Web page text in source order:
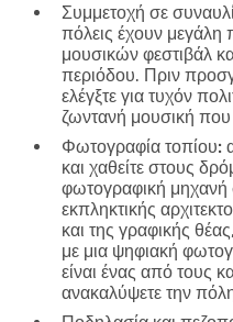
Συμμετοχή σε
πόλεις έχουν
μουσικών φεστιβάλ
περιόδου. Πριν
ελέγξτε για τυχόν
ζωντανή μουσική
Φωτογραφία τοπίου:
και χαθείτε στους
φωτογραφική
εκπληκτικής
και της γραφικής
με μια ψηφιακή
είναι ένας από τους
ανακαλύψετε την